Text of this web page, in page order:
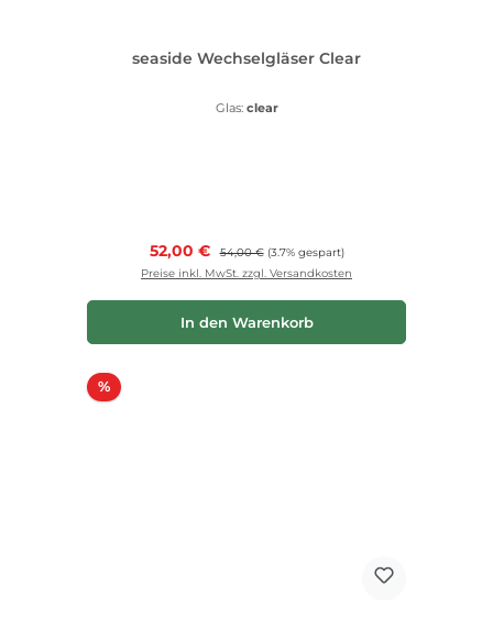
seaside Wechselgläser Clear
Glas: clear
Verkaufspreis:
52,00 € Regulärer Preis:
54,00 € (3.7% gespart)
Preise inkl. MwSt. zzgl. Versandkosten
In den Warenkorb
%Rabatt